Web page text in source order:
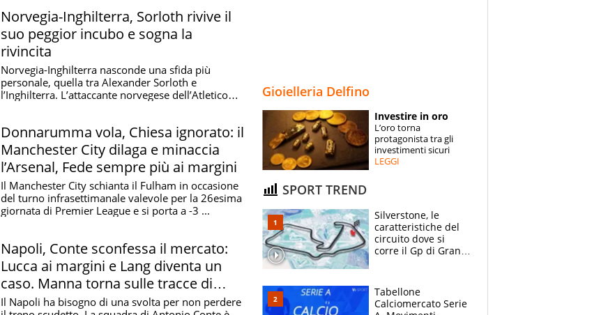
SPECIALI
ESPERTI
Norvegia-Inghilterra, Sorloth rivive il
suo peggior incubo e sogna la
rivincita
Norvegia-Inghilterra nasconde una sfida più
personale, quella tra Alexander Sorloth e
l’Inghilterra. L’attaccante norvegese dell’Atletico
Donnarumma vola, Chiesa ignorato: il
Manchester City dilaga e minaccia
l’Arsenal, Fede sempre più ai margini
Il Manchester City schianta il Fulham in occasione
del turno infrasettimanale valevole per la 26esima
giornata di Premier League e si porta a -3 ...
Napoli, Conte sconfessa il mercato:
Lucca ai margini e Lang diventa un
caso. Manna torna sulle tracce di
Lookman
Il Napoli ha bisogno di una svolta per non perdere
Gioielleria Delfino
Investire in oro
L’oro torna
protagonista tra gli
investimenti sicuri
LEGGI
SPORT TREND
Silverstone, le
caratteristiche del
circuito dove si
corre il Gp di Gran
Tabellone
Calciomercato Serie